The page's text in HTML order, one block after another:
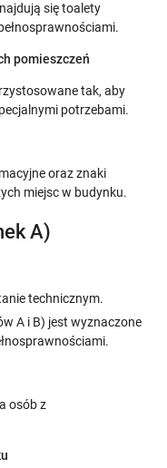
się toalety
pomieszczeń
tak, aby
potrzebami.
oraz znaki
miejsc w budynku.
A)
technicznym.
A i B) jest wyznaczone
osób z